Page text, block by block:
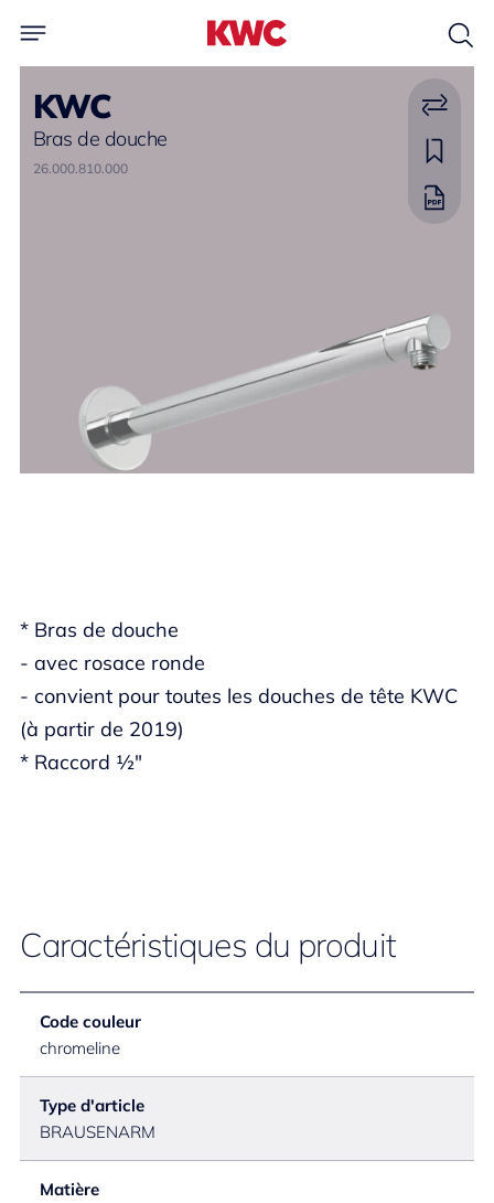
KWC
Bras de douche
26.000.810.000
* Bras de douche
- avec rosace ronde
- convient pour toutes les douches de tête KWC
(à partir de 2019)
* Raccord ½"
Caractéristiques du produit
Code couleur
chromeline
Type d'article
BRAUSENARM
Matière